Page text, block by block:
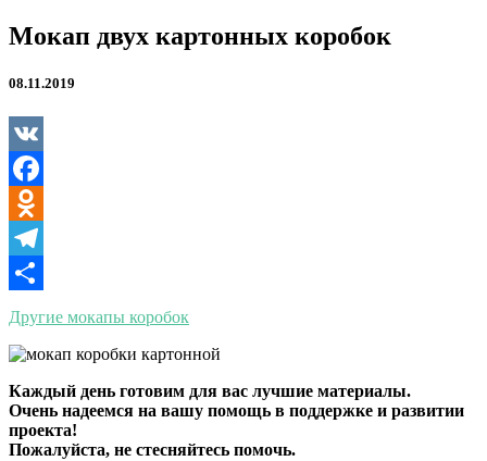
Мокап
двух
коробок
Мокап двух картонных коробок
08.11.2019
VK
Facebook
Odnoklassniki
Telegram
Отправить
Другие мокапы коробок
Каждый день готовим для вас лучшие материалы.
Очень надеемся на вашу помощь в поддержке и развитии
проекта!
Пожалуйста, не стесняйтесь помочь.